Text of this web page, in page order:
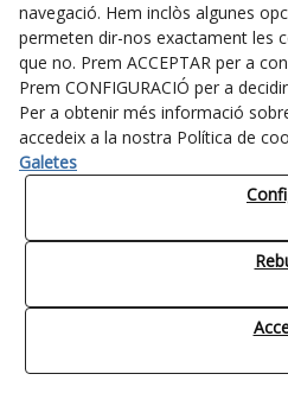
navegació. Hem inclòs algunes
permeten dir-nos exactament les
que no. Prem ACCEPTAR per a
Prem CONFIGURACIÓ per a
Per a obtenir més informació
accedeix a la nostra Política de
Galetes